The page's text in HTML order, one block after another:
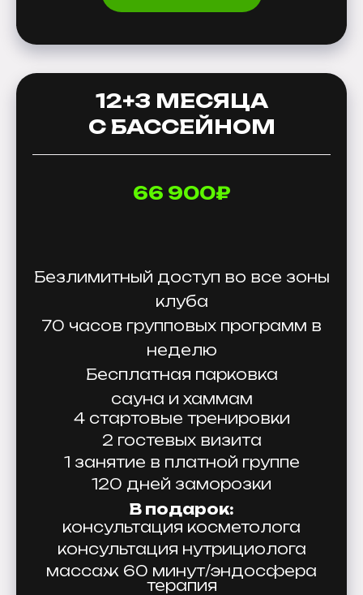
12+3 МЕСЯЦА
С БАССЕЙНОМ
66 900₽
Безлимитный доступ во все зоны
клуба
70 часов групповых программ в
неделю
Бесплатная парковка
сауна и хаммам
4 стартовые тренировки
2 гостевых визита
1 занятие в платной группе
120 дней заморозки
В подарок:
консультация косметолога
консультация нутрициолога
массаж 60 минут/эндосфера
терапия